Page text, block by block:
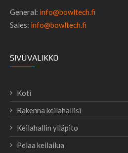
General: info@bowltech.fi
Sales: info@bowltech.fi
SIVUVALIKKO
Koti
Rakenna keilahallisi
Keilahallin ylläpito
Pelaa keilailua